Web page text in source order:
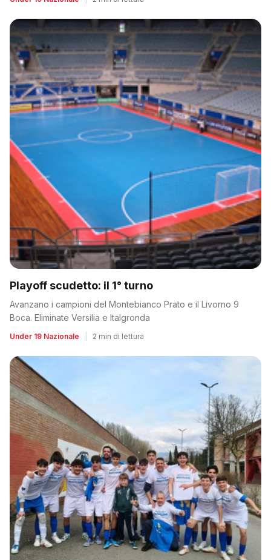
Playoff scudetto: il 1° turno
Avanzano i campioni del Montebianco Prato e il Livorno 9
Boca. Eliminate Versilia e Italgronda
Under 19 Nazionale 2 min di lettura